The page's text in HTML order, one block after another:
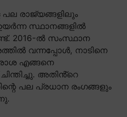
രാജ്യങ്ങളിലും
സ്ഥാനങ്ങളിൽ
2016-ൽ സംസ്ഥാന
വന്നപ്പോൾ, നാടിനെ
എങ്ങനെ
ചിന്തിച്ചു. അതിൻ്റെ
പല പ്രധാന രംഗങ്ങളും